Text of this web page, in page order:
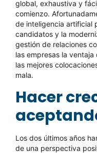
global, exhaustiva y
comienzo.
de inteligencia artificial
candidatos y la
gestión de relaciones
las empresas la
las mejores
mala.
Hacer
Los dos últimos años
de una perspectiva